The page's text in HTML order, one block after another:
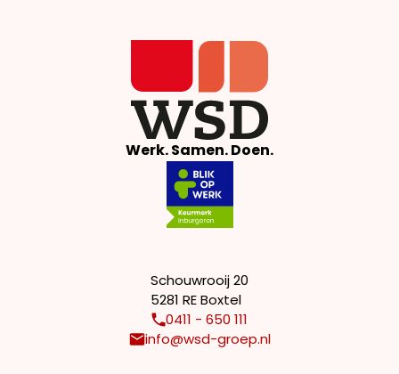
Werk. Samen. Doen.
Schouwrooij 20
5281 RE Boxtel
0411 - 650 111
info@wsd-groep.nl